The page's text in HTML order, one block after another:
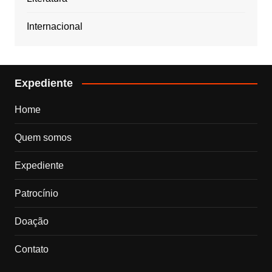
Internacional
Expediente
Home
Quem somos
Expediente
Patrocínio
Doação
Contato